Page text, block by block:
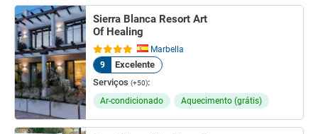
Sierra Blanca Resort Art
Of Healing
Marbella
9
Excelente
Serviços (+50):
Ar-condicionado Aquecimento (grátis)